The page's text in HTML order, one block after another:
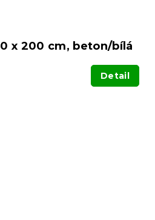
x 200 cm, beton/bílá
Detail